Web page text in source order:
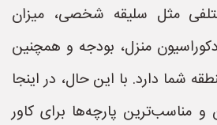
مثل سلیقه شخصی، میزان
منزل، بودجه و همچنین
شما دارد. با این حال، در اینجا
مناسب‌ترین پارچه‌ها برای کاور